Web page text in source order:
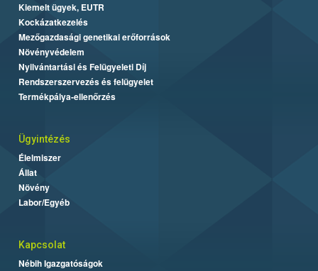
Kiemelt ügyek, EUTR
Kockázatkezelés
Mezőgazdasági genetikai erőforrások
Növényvédelem
Nyilvántartási és Felügyeleti Díj
Rendszerszervezés és felügyelet
Termékpálya-ellenőrzés
Ügyintézés
Élelmiszer
Állat
Növény
Labor/Egyéb
Kapcsolat
Nébih Igazgatóságok